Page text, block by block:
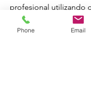
profesional utilizando
alemanes certificados.
Phone Email